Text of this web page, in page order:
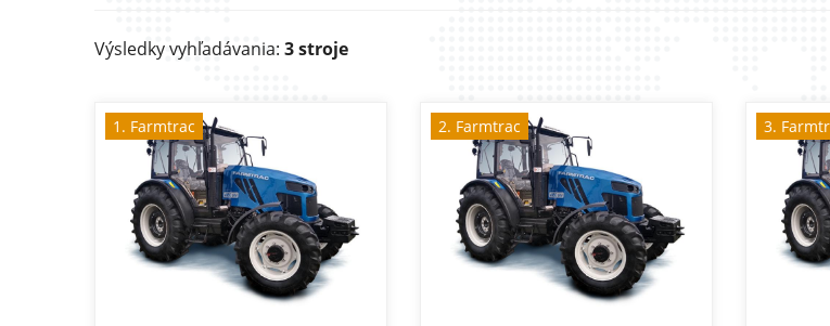
Výsledky vyhľadávania: 3 stroje
1. Farmtrac 2. Farmtrac 3.